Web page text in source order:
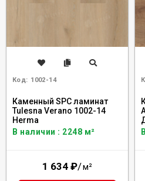
Код: 1002-14
Каменный SPC ламинат
Tulesna Verano 1002-14
Herma
В наличии : 2248 м²
1 634 ₽/м²